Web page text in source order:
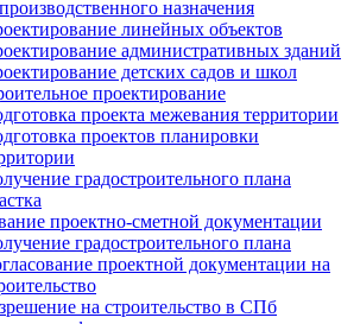
назначения
линейных объектов
административных зданий
детских садов и школ
проектирование
проекта межевания территории
проектов планировки
градостроительного плана
проектно-сметной документации
градостроительного плана
проектной документации на
на строительство в СПб